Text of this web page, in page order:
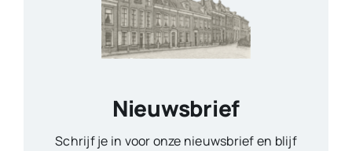
Nieuwsbrief
Schrijf je in voor onze nieuwsbrief en blijf